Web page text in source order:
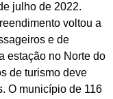
julho de 2022.
voltou a
e de
estação no Norte do
de turismo deve
O município de 116